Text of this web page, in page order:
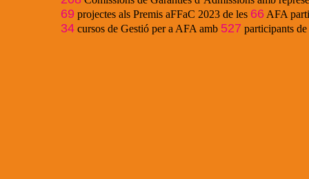
69 projectes als Premis aFFaC 2023 de les 66 AFA
34 cursos de Gestió per a AFA amb 527 participants de